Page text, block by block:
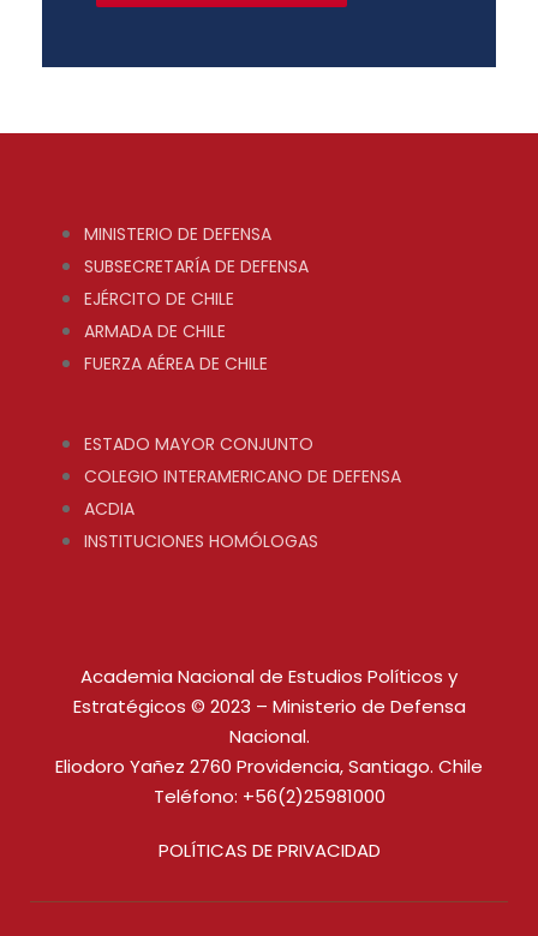
MINISTERIO DE DEFENSA
SUBSECRETARÍA DE DEFENSA
EJÉRCITO DE CHILE
ARMADA DE CHILE
FUERZA AÉREA DE CHILE
ESTADO MAYOR CONJUNTO
COLEGIO INTERAMERICANO DE DEFENSA
ACDIA
INSTITUCIONES HOMÓLOGAS
Academia Nacional de Estudios Políticos y
Estratégicos © 2023 – Ministerio de Defensa
Nacional.
Eliodoro Yañez 2760 Providencia, Santiago. Chile
Teléfono: +56(2)25981000
POLÍTICAS DE PRIVACIDAD